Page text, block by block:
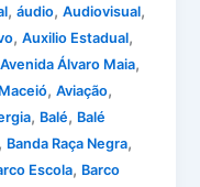
,áudio,Audiovisual,
,Auxilio Estadual,
Avenida Álvaro Maia,
,Aviação,
, Balé, Balé
, Banda Raça Negra,
Escola, Barco